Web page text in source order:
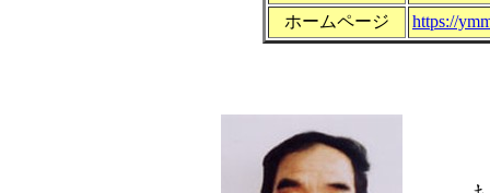
ホームページ
https://